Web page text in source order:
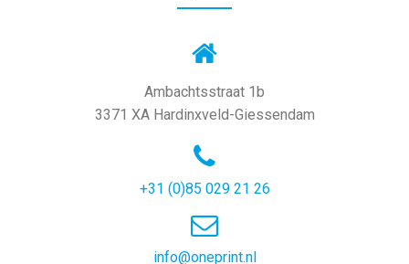
Ambachtsstraat 1b
3371 XA Hardinxveld-Giessendam
+31 (0)85 029 21 26
info@oneprint.nl